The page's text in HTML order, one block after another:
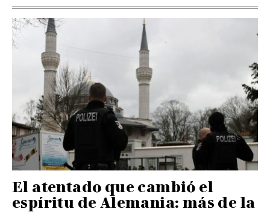
El atentado que cambió el
espíritu de Alemania: más de la